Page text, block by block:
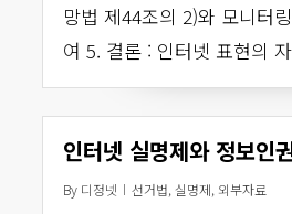
망법 제44조의 2)와 모니터
여 5. 결론 : 인터넷 표현의
인터넷 실명제와 정보인
By 디정넷 선거법,실명제, 외부자료